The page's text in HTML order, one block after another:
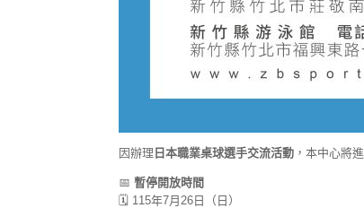
因辦理 日本職業桌球選手交流活動 ，本中心將
📅 暫停開放時間
🗓️ 115年7月26日（日）